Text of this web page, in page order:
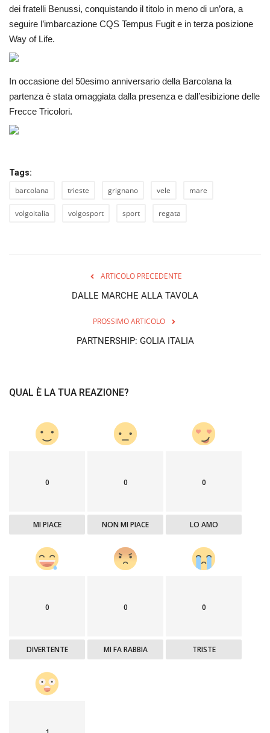
dei fratelli Benussi, conquistando il titolo in meno di un’ora, a
seguire l’imbarcazione CQS Tempus Fugit e in terza posizione
Way of Life.
In occasione del 50esimo anniversario della Barcolana la
partenza è stata omaggiata dalla presenza e dall’esibizione delle
Frecce Tricolori.
Tags:
barcolana trieste grignano vele mare
volgoitalia volgosport sport regata
ARTICOLO PRECEDENTE
DALLE MARCHE ALLA TAVOLA
PROSSIMO ARTICOLO
PARTNERSHIP: GOLIA ITALIA
QUAL È LA TUA REAZIONE?
0
MI PIACE
0
NON MI PIACE
0
LO AMO
0
DIVERTENTE
0
MI FA RABBIA
0
TRISTE